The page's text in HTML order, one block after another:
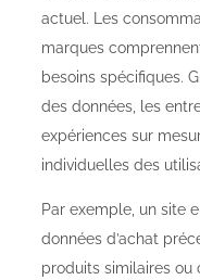
actuel. Les
marques
besoins spécifiques.
des données, les
expériences sur
individuelles des
Par exemple, un site
données d’achat
produits similaires